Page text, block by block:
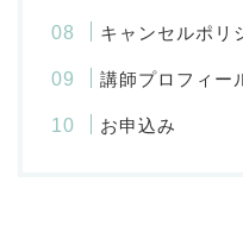
キャンセルポリ
講師プロフィー
お申込み